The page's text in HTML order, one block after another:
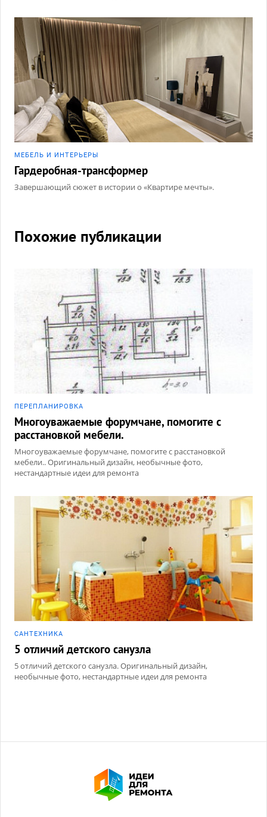
МЕБЕЛЬ И ИНТЕРЬЕРЫ
Гардеробная-трансформер
Завершающий сюжет в истории о «Квартире мечты».
Похожие публикации
ПЕРЕПЛАНИРОВКА
Многоуважаемые форумчане, помогите с
расстановкой мебели.
Многоуважаемые форумчане, помогите с расстановкой
мебели.. Оригинальный дизайн, необычные фото,
нестандартные идеи для ремонта
САНТЕХНИКА
5 отличий детского санузла
5 отличий детского санузла. Оригинальный дизайн,
необычные фото, нестандартные идеи для ремонта